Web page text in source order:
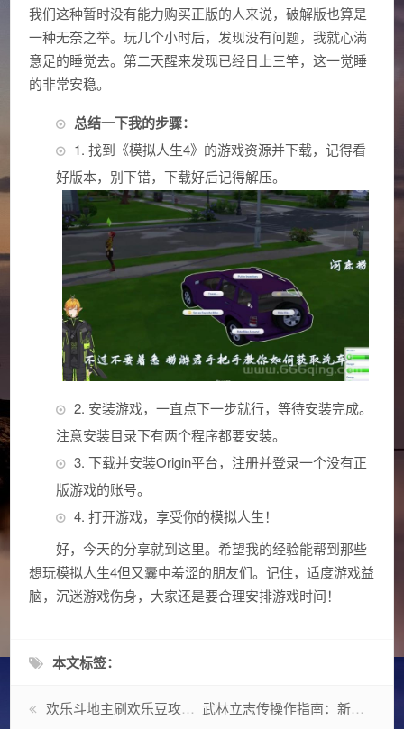
我们这种暂时没有能力购买正版的人来说，破解版也算是
一种无奈之举。玩几个小时后，发现没有问题，我就心满
意足的睡觉去。第二天醒来发现已经日上三竿，这一觉睡
的非常安稳。
总结一下我的步骤：
1. 找到《模拟人生4》的游戏资源并下载，记得看
好版本，别下错，下载好后记得解压。
2. 安装游戏，一直点下一步就行，等待安装完成。
注意安装目录下有两个程序都要安装。
3. 下载并安装Origin平台，注册并登录一个没有正
版游戏的账号。
4. 打开游戏，享受你的模拟人生！
好，今天的分享就到这里。希望我的经验能帮到那些
想玩模拟人生4但又囊中羞涩的朋友们。记住，适度游戏益
脑，沉迷游戏伤身，大家还是要合理安排游戏时间！
本文标签：
欢乐斗地主刷欢乐豆攻略，快速获得大量豆子！ 武林立志传操作指南：新手小白快速上手的基本技巧分享